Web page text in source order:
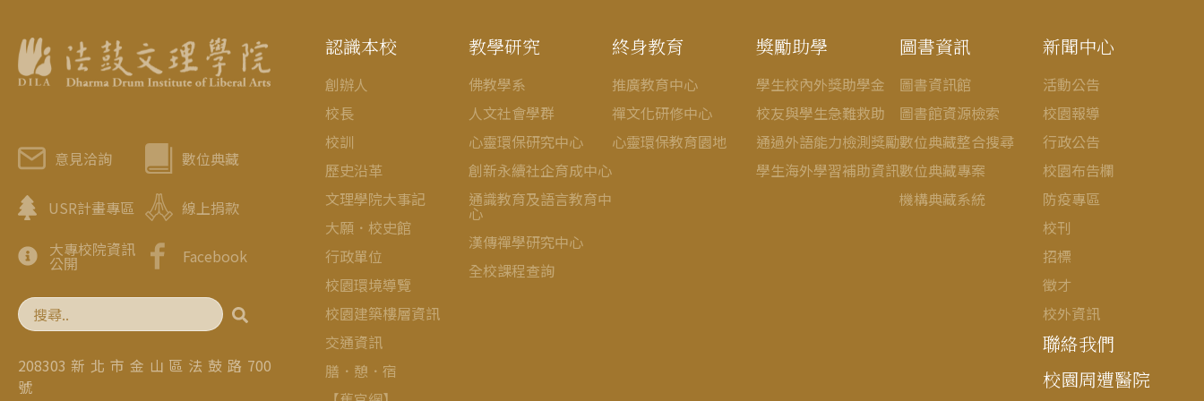
意見洽詢 數位典藏
USR計畫專區
線上捐款
大專校院資訊
公開 Facebook
208303 新 北 市 金 山 區 法 鼓 路 700
號
認識本校
創辦人
校長
校訓
歷史沿革
文理學院大事記
大願．校史館
行政單位
校園環境導覽
校園建築樓層資訊
交通資訊
膳．憩．宿
教學研究
佛教學系
人文社會學群
心靈環保研究中心
創新永續社企育成中心
通識教育及語言教育中
心
漢傳禪學研究中心
全校課程查詢
終身教育
推廣教育中心
禪文化研修中心
心靈環保教育園地
獎勵助學
學生校內外獎助學金
校友與學生急難救助
通過外語能力檢測獎勵
學生海外學習補助資訊
圖書資訊
圖書資訊館
圖書館資源檢索
數位典藏整合搜尋
數位典藏專案
機構典藏系統
新聞中心
活動公告
校園報導
行政公告
校園布告欄
防疫專區
校刊
招標
徵才
校外資訊
聯絡我們
校園周遭醫院